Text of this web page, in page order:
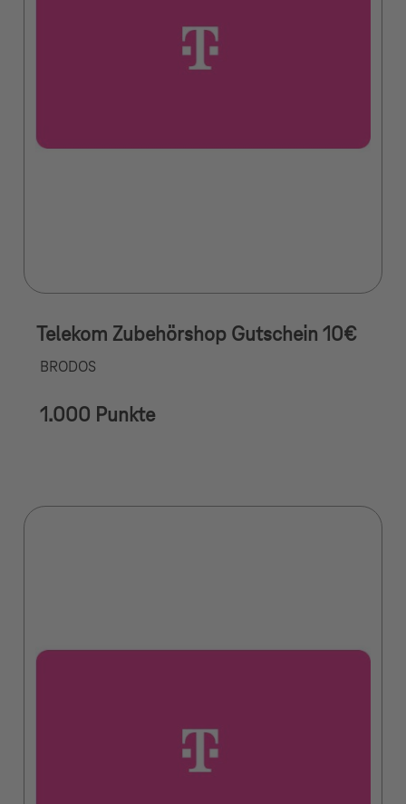
Telekom Zubehörshop Gutschein 10€
BRODOS
1.000 Punkte